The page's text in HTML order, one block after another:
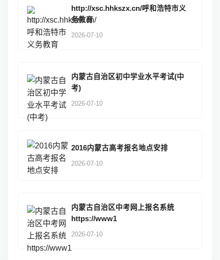
http://xsc.hhkszx.cn/呼和浩特市义
务教育
2026-07-10
内蒙古自治区初中学业水平考试(中
考)
2026-07-10
2016内蒙古高考报名地点安排
2026-07-10
内蒙古自治区中考网上报名系统
https://www1
2026-07-10